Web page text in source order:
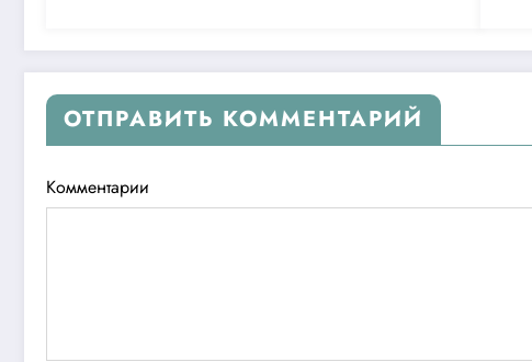
ОТПРАВИТЬ КОММЕНТАРИЙ
Комментарии